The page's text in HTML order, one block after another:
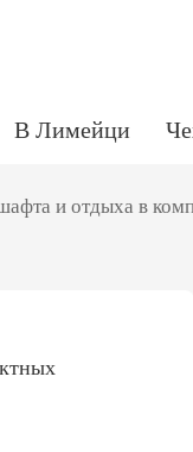
В Лимейци
и отдыха в